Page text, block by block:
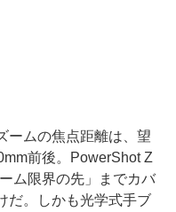
ムの焦点距離は、望
前後。PowerShot Z
ム限界の先」までカバ
だ。しかも光学式手ブ